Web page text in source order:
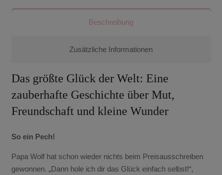
Beschreibung
Zusätzliche Informationen
Das größte Glück der Welt: Eine
zauberhafte Geschichte über Mut,
Freundschaft und kleine Wunder
So ein Pech!
Papa Wolf hat schon wieder nichts beim Preisausschreiben
gewonnen. „Dann hole ich dir das Glück einfach selbst!“,